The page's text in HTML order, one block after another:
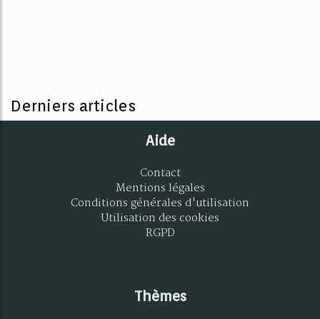
Derniers articles
Aide
Contact
Mentions légales
Conditions générales d'utilisation
Utilisation des cookies
RGPD
Thèmes